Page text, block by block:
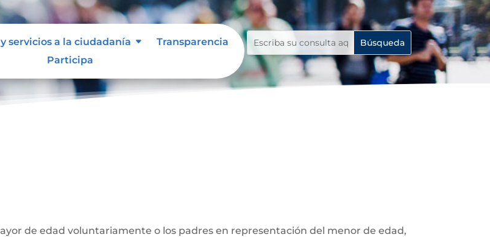
servicios a la ciudadanía
Transparencia
Participa
de edad voluntariamente o los padres en representación del menor de edad,